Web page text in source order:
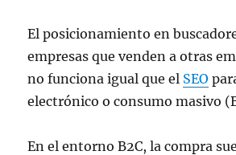
El posicionamiento en
empresas que venden a otras
no funciona igual que el SEO
electrónico o consumo masivo
En el entorno B2C, la compra